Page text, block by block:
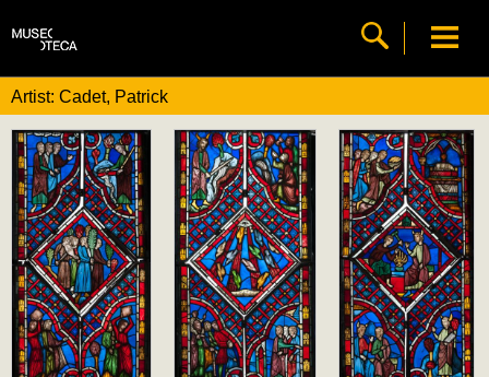
Artist: Cadet, Patrick